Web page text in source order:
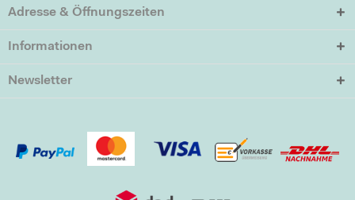
Adresse & Öffnungszeiten
Informationen
Newsletter